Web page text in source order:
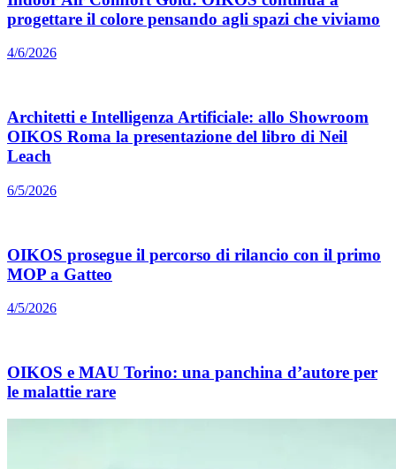
progettare il colore pensando agli spazi che viviamo
4/6/2026
Architetti e Intelligenza Artificiale: allo Showroom
OIKOS Roma la presentazione del libro di Neil
Leach
6/5/2026
OIKOS prosegue il percorso di rilancio con il primo
MOP a Gatteo
4/5/2026
OIKOS e MAU Torino: una panchina d’autore per
le malattie rare